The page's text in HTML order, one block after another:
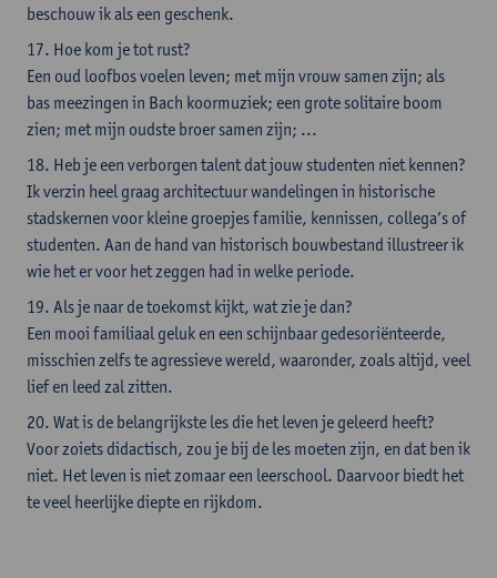
beschouw ik als een geschenk.
17. Hoe kom je tot rust?
Een oud loofbos voelen leven; met mijn vrouw samen zijn; als
bas meezingen in Bach koormuziek; een grote solitaire boom
zien; met mijn oudste broer samen zijn; ...
18. Heb je een verborgen talent dat jouw studenten niet kennen?
Ik verzin heel graag architectuur wandelingen in historische
stadskernen voor kleine groepjes familie, kennissen, collega’s of
studenten. Aan de hand van historisch bouwbestand illustreer ik
wie het er voor het zeggen had in welke periode.
19. Als je naar de toekomst kijkt, wat zie je dan?
Een mooi familiaal geluk en een schijnbaar gedesoriënteerde,
misschien zelfs te agressieve wereld, waaronder, zoals altijd, veel
lief en leed zal zitten.
20. Wat is de belangrijkste les die het leven je geleerd heeft?
Voor zoiets didactisch, zou je bij de les moeten zijn, en dat ben ik
niet. Het leven is niet zomaar een leerschool. Daarvoor biedt het
te veel heerlijke diepte en rijkdom.